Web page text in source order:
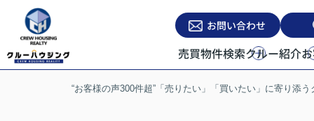
お問い合わせ
売買物件検索クルー紹介
“お客様の声300件超”「売りたい」「買いたい」に寄り添